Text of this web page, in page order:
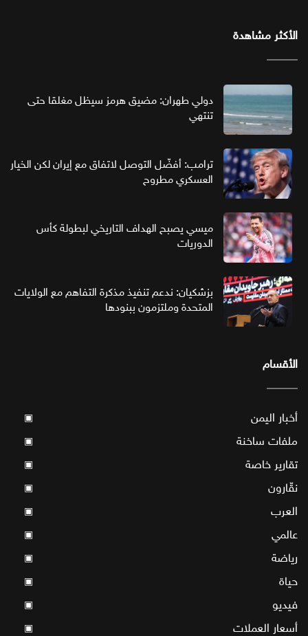
الأكثر مشاهدة
دولي طهران: مضيق هرمز سيظل مغلقا حتى
تنتهي
ترامب: أفضّل التوصل لاتفاق مع إيران لكن الخيار
العسكري مطروح
ميسي يصبح الهداف التاريخي لبطولة كأس
الدوريات
بزشكيان: ندعم تنفيذ مذكرة التفاهم مع الولايات
المتحدة وملتزمون ببنودها
الأقسام
أخبار اليمن ▣
ملفات ساخنة ▣
تقارير خاصة ▣
نقّارون ▣
العرب ▣
عالمي ▣
رياضة ▣
حياة ▣
فيديو ▣
أسعار العملات ▣